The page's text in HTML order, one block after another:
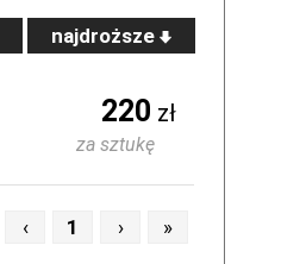
najdroższe
220 zł
za sztukę
‹ 1 › »